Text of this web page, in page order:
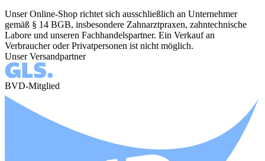
Unser Online-Shop richtet sich ausschließlich an Unternehmer
gemäß § 14 BGB, insbesondere Zahnarztpraxen, zahntechnische
Labore und unseren Fachhandelspartner. Ein Verkauf an
Verbraucher oder Privatpersonen ist nicht möglich.
Unser Versandpartner
BVD-Mitglied